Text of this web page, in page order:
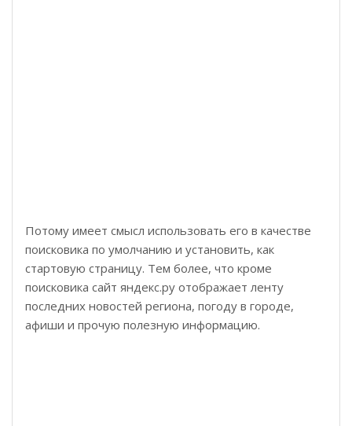
Потому имеет смысл использовать его в качестве
поисковика по умолчанию и установить, как
стартовую страницу. Тем более, что кроме
поисковика сайт яндекс.ру отображает ленту
последних новостей региона, погоду в городе,
афиши и прочую полезную информацию.